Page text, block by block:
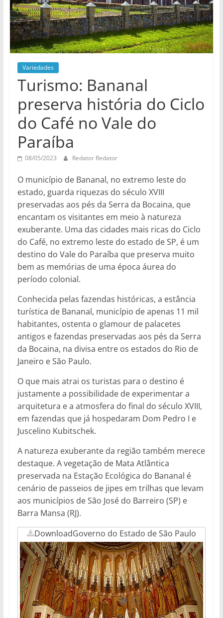
Variedades
Turismo: Bananal
preserva história do Ciclo
do Café no Vale do
Paraíba
08/05/2023 Redator Redator
O município de Bananal, no extremo leste do
estado, guarda riquezas do século XVIII
preservadas aos pés da Serra da Bocaina, que
encantam os visitantes em meio à natureza
exuberante. Uma das cidades mais ricas do Ciclo
do Café, no extremo leste do estado de SP, é um
destino do Vale do Paraíba que preserva muito
bem as memórias de uma época áurea do
período colonial.
Conhecida pelas fazendas históricas, a estância
turística de Bananal, município de apenas 11 mil
habitantes, ostenta o glamour de palacetes
antigos e fazendas preservadas aos pés da Serra
da Bocaina, na divisa entre os estados do Rio de
Janeiro e São Paulo.
O que mais atrai os turistas para o destino é
justamente a possibilidade de experimentar a
arquitetura e a atmosfera do final do século XVIII,
em fazendas que já hospedaram Dom Pedro I e
Juscelino Kubitschek.
A natureza exuberante da região também merece
destaque. A vegetação de Mata Atlântica
preservada na Estação Ecológica do Bananal é
cenário de passeios de jipes em trilhas que levam
aos municípios de São José do Barreiro (SP) e
Barra Mansa (RJ).
DownloadGoverno do Estado de São Paulo